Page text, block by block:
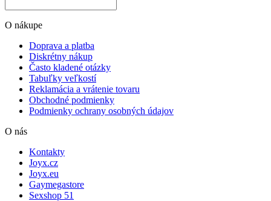
O nákupe
Doprava a platba
Diskrétny nákup
Často kladené otázky
Tabuľky veľkostí
Reklamácia a vrátenie tovaru
Obchodné podmienky
Podmienky ochrany osobných údajov
O nás
Kontakty
Joyx.cz
Joyx.eu
Gaymegastore
Sexshop 51